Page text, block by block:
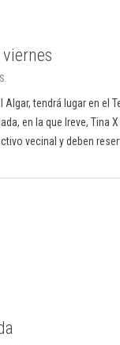
viernes
tendrá lugar en el
en la que Ireve, Tina
vecinal y deben